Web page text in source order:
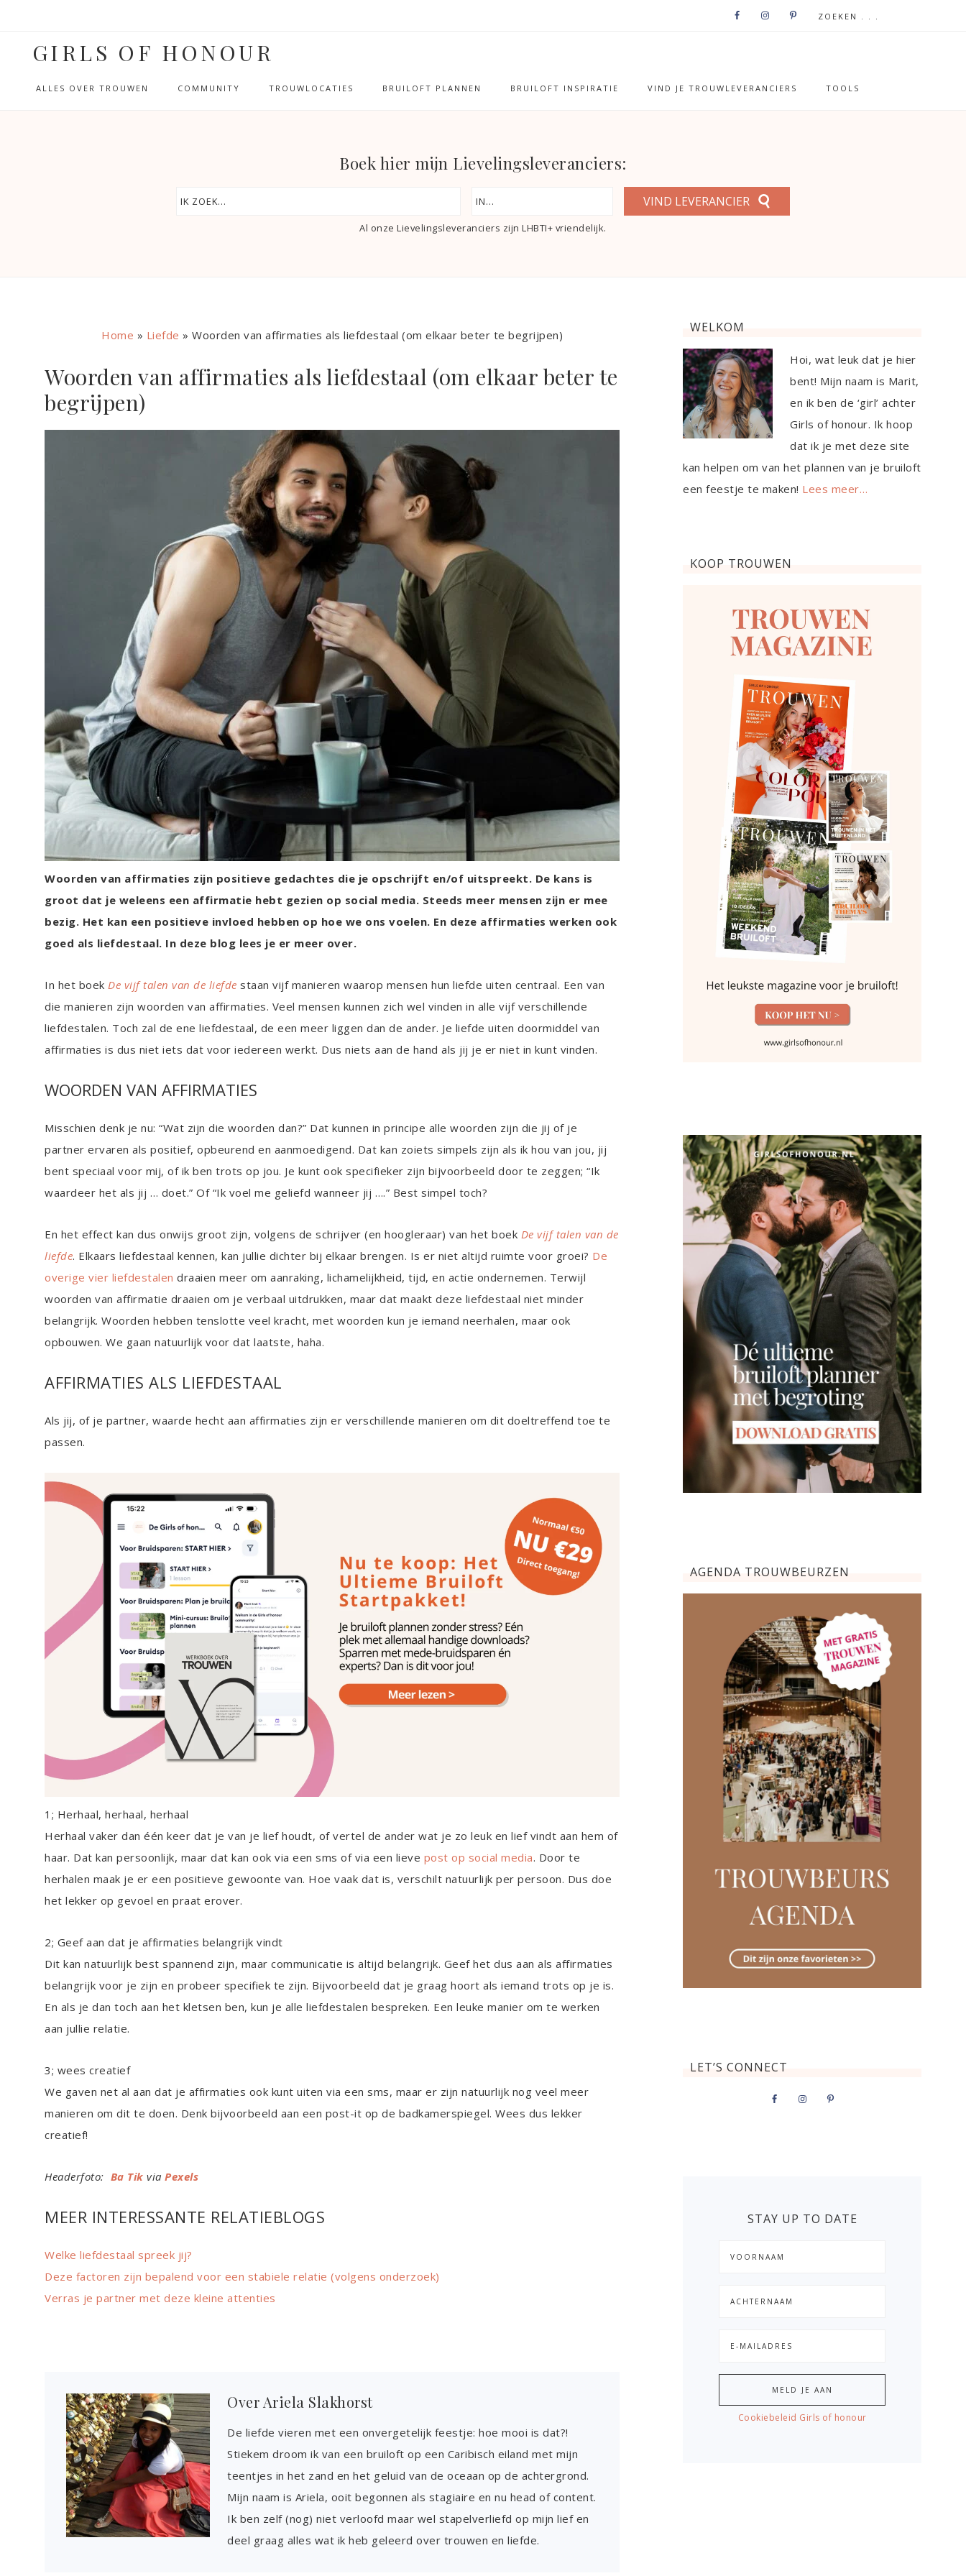
GIRLS OF HONOUR
ALLES OVER TROUWEN COMMUNITY TROUWLOCATIES BRUILOFT PLANNEN BRUILOFT INSPIRATIE VIND JE TROUWLEVERANCIERS TOOLS
Boek hier mijn Lievelingsleveranciers:
VIND LEVERANCIER
Al onze Lievelingsleveranciers zijn LHBTI+ vriendelijk.
Home » Liefde » Woorden van affirmaties als liefdestaal (om elkaar beter te begrijpen)
Woorden van affirmaties als liefdestaal (om elkaar beter te
begrijpen)
Woorden van affirmaties zijn positieve gedachtes die je opschrijft en/of uitspreekt. De kans is
groot dat je weleens een affirmatie hebt gezien op social media. Steeds meer mensen zijn er mee
bezig. Het kan een positieve invloed hebben op hoe we ons voelen. En deze affirmaties werken ook
goed als liefdestaal. In deze blog lees je er meer over.
In het boek De vijf talen van de liefde staan vijf manieren waarop mensen hun liefde uiten centraal. Een van
die manieren zijn woorden van affirmaties. Veel mensen kunnen zich wel vinden in alle vijf verschillende
liefdestalen. Toch zal de ene liefdestaal, de een meer liggen dan de ander. Je liefde uiten doormiddel van
affirmaties is dus niet iets dat voor iedereen werkt. Dus niets aan de hand als jij je er niet in kunt vinden.
WOORDEN VAN AFFIRMATIES
Misschien denk je nu: “Wat zijn die woorden dan?” Dat kunnen in principe alle woorden zijn die jij of je
partner ervaren als positief, opbeurend en aanmoedigend. Dat kan zoiets simpels zijn als ik hou van jou, jij
bent speciaal voor mij, of ik ben trots op jou. Je kunt ook specifieker zijn bijvoorbeeld door te zeggen; “Ik
waardeer het als jij … doet.” Of “Ik voel me geliefd wanneer jij ….” Best simpel toch?
En het effect kan dus onwijs groot zijn, volgens de schrijver (en hoogleraar) van het boek De vijf talen van de
liefde. Elkaars liefdestaal kennen, kan jullie dichter bij elkaar brengen. Is er niet altijd ruimte voor groei? De
overige vier liefdestalen draaien meer om aanraking, lichamelijkheid, tijd, en actie ondernemen. Terwijl
woorden van affirmatie draaien om je verbaal uitdrukken, maar dat maakt deze liefdestaal niet minder
belangrijk. Woorden hebben tenslotte veel kracht, met woorden kun je iemand neerhalen, maar ook
opbouwen. We gaan natuurlijk voor dat laatste, haha.
AFFIRMATIES ALS LIEFDESTAAL
Als jij, of je partner, waarde hecht aan affirmaties zijn er verschillende manieren om dit doeltreffend toe te
passen.
1; Herhaal, herhaal, herhaal
Herhaal vaker dan één keer dat je van je lief houdt, of vertel de ander wat je zo leuk en lief vindt aan hem of
haar. Dat kan persoonlijk, maar dat kan ook via een sms of via een lieve post op social media. Door te
herhalen maak je er een positieve gewoonte van. Hoe vaak dat is, verschilt natuurlijk per persoon. Dus doe
het lekker op gevoel en praat erover.
2; Geef aan dat je affirmaties belangrijk vindt
Dit kan natuurlijk best spannend zijn, maar communicatie is altijd belangrijk. Geef het dus aan als affirmaties
belangrijk voor je zijn en probeer specifiek te zijn. Bijvoorbeeld dat je graag hoort als iemand trots op je is.
En als je dan toch aan het kletsen ben, kun je alle liefdestalen bespreken. Een leuke manier om te werken
aan jullie relatie.
3; wees creatief
We gaven net al aan dat je affirmaties ook kunt uiten via een sms, maar er zijn natuurlijk nog veel meer
manieren om dit te doen. Denk bijvoorbeeld aan een post-it op de badkamerspiegel. Wees dus lekker
creatief!
Headerfoto: Ba Tik via Pexels
MEER INTERESSANTE RELATIEBLOGS
Welke liefdestaal spreek jij?
Deze factoren zijn bepalend voor een stabiele relatie (volgens onderzoek)
Verras je partner met deze kleine attenties
Over Ariela Slakhorst
De liefde vieren met een onvergetelijk feestje: hoe mooi is dat?!
Stiekem droom ik van een bruiloft op een Caribisch eiland met mijn
teentjes in het zand en het geluid van de oceaan op de achtergrond.
Mijn naam is Ariela, ooit begonnen als stagiaire en nu head of content.
Ik ben zelf (nog) niet verloofd maar wel stapelverliefd op mijn lief en
deel graag alles wat ik heb geleerd over trouwen en liefde.
WELKOM
Hoi, wat leuk dat je hier
bent! Mijn naam is Marit,
en ik ben de ‘girl’ achter
Girls of honour. Ik hoop
dat ik je met deze site
kan helpen om van het plannen van je bruiloft
een feestje te maken! Lees meer…
KOOP TROUWEN
AGENDA TROUWBEURZEN
LET’S CONNECT
STAY UP TO DATE
Cookiebeleid Girls of honour